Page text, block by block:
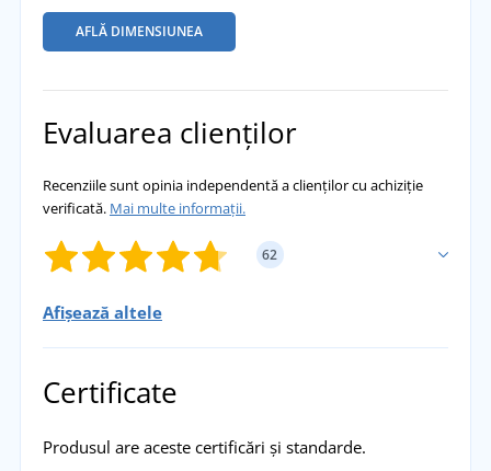
AFLĂ DIMENSIUNEA
Evaluarea clienților
Recenziile sunt opinia independentă a clienților cu achiziție
verificată. Mai multe informații.
62
ADĂUGĂ PROPRIA EVALUARE
Vladimír
excelentă, culori frumoase și preț frumos.
Afișează altele
Certificate
Produsul are aceste certificări și standarde.